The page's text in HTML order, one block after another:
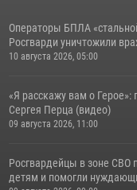
Операторы БПЛА
Росгварди уничтожили
10 августа 2026, 05:00
«Я расскажу вам о Герое»:
Сергея Перца (видео)
09 августа 2026, 11:00
Росгвардейцы в зоне СВО
детям и помогли